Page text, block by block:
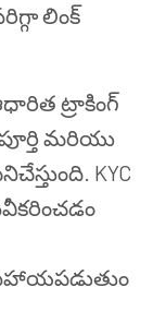
లింక్
ట్రాకింగ్
మరియు
KYC